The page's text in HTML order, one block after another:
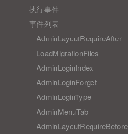
执行事件
事件列表
AdminLayoutRequireAfter
LoadMigrationFiles
AdminLoginIndex
AdminLoginForget
AdminLoginType
AdminMenuTab
AdminLayoutRequireBefore